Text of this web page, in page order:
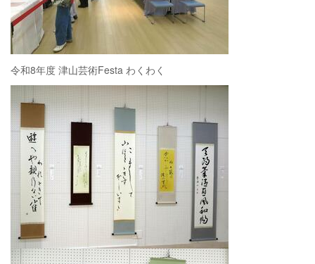
令和8年度 津山芸術Festa わくわく